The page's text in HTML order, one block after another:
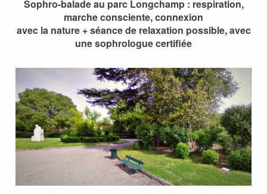
Sophro-balade au parc Longchamp : respiration,
marche consciente, connexion
avec la nature + séance de relaxation possible, avec
une sophrologue certifiée